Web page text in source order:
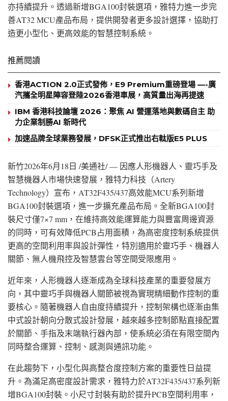
亦持續提升。透過新增BGA100封裝選項，雅特力進一步完
善AT32 MCU產品布局，提供開發者更多設計選擇，協助打
造更小型化、更高效能的智慧控制系統。
推薦閱讀
香港ACTION 2.0正式發佈，E9 Premium重磅登場 —-廣
汽攜全明星陣容登陸2026香港車展，高質量出海再提速
IBM 香港科技論壇 2026：聚焦 AI 營運落地與數碼自主 助
力企業制勝AI 新時代
加速品牌全球業務發展，DFSK正式推出右軚版E5 PLUS
新竹2026年6月18日 /美通社/ — 因應人形機器人、靈巧手及
智慧機器人市場快速發展，雅特力科技（Artery
Technology）宣布，AT32F435/437高效能MCU系列新增
BGA100封裝選項，進一步擴充產品布局。全新BGA100封
裝尺寸僅7×7 mm，在維持高效能運算能力與豐富周邊資源
的同時，可有效降低PCB占用面積，為高密度控制系統提供
更高的空間利用率與設計彈性，特別適用於靈巧手、機器人
關節、無人機飛控及智慧雲台等空間受限應用。
近年來，人形機器人逐漸成為全球科技產業的重要發展方
向，其中靈巧手與機器人關節被視為實現精細動作控制的重
要核心。隨著機器人自由度持續提升，控制架構也逐漸由集
中式設計朝向分散式設計發展，越來越多控制節點直接配置
於關節、手指及末端執行器內部，使系統必須在有限空間內
同時整合運算、控制、感測與通訊功能。
在此趨勢下，小型化與高整合度控制方案的重要性日益提
升。為滿足高密度設計需求，雅特力於AT32F435/437系列新
增BGA100封裝。小尺寸封裝有助於提升PCB空間利用率，